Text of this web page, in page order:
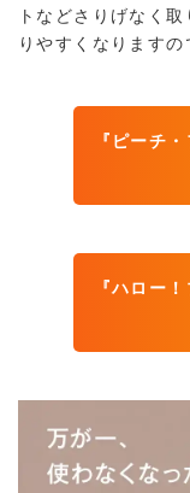
トなどさりげなく
りやすくなります
『ピーチ
『ハロー